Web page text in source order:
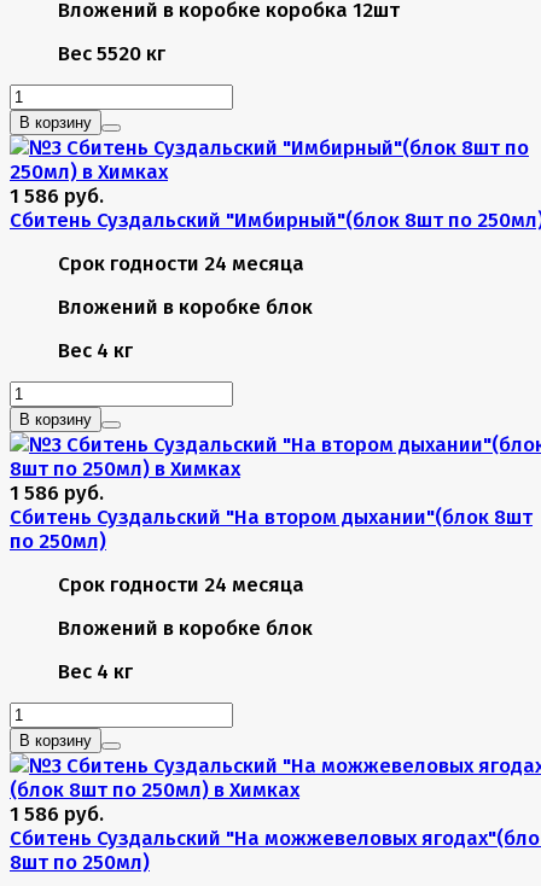
Вложений в коробке коробка 12шт
Вес 5520 кг
В корзину
1 586 руб.
Сбитень Суздальский "Имбирный"(блок 8шт по
Срок годности 24 месяца
Вложений в коробке блок
Вес 4 кг
В корзину
1 586 руб.
Сбитень Суздальский "На втором дыхании"(блок 8шт
по 250мл)
Срок годности 24 месяца
Вложений в коробке блок
Вес 4 кг
В корзину
1 586 руб.
Сбитень Суздальский "На можжевеловых
8шт по 250мл)